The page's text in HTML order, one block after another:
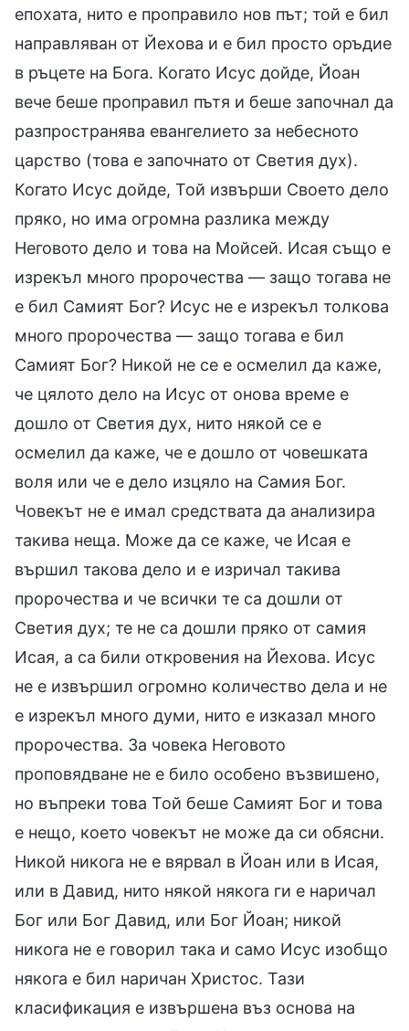
епохата, нито е проправило нов път; той е бил
направляван от Йехова и е бил просто оръдие
в ръцете на Бога. Когато Исус дойде, Йоан
вече беше проправил пътя и беше започнал да
разпространява евангелието за небесното
царство (това е започнато от Светия дух).
Когато Исус дойде, Той извърши Своето дело
пряко, но има огромна разлика между
Неговото дело и това на Мойсей. Исая също е
изрекъл много пророчества — защо тогава не
е бил Самият Бог? Исус не е изрекъл толкова
много пророчества — защо тогава е бил
Самият Бог? Никой не се е осмелил да каже,
че цялото дело на Исус от онова време е
дошло от Светия дух, нито някой се е
осмелил да каже, че е дошло от човешката
воля или че е дело изцяло на Самия Бог.
Човекът не е имал средствата да анализира
такива неща. Може да се каже, че Исая е
вършил такова дело и е изричал такива
пророчества и че всички те са дошли от
Светия дух; те не са дошли пряко от самия
Исая, а са били откровения на Йехова. Исус
не е извършил огромно количество дела и не
е изрекъл много думи, нито е изказал много
пророчества. За човека Неговото
проповядване не е било особено възвишено,
но въпреки това Той беше Самият Бог и това
е нещо, което човекът не може да си обясни.
Никой никога не е вярвал в Йоан или в Исая,
или в Давид, нито някой някога ги е наричал
Бог или Бог Давид, или Бог Йоан; никой
никога не е говорил така и само Исус изобщо
някога е бил наричан Христос. Тази
класификация е извършена въз основа на